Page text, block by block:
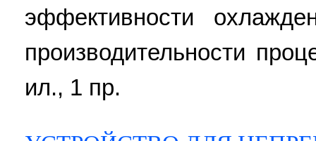
эффективности
производительности
ил., 1 пр.